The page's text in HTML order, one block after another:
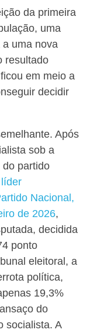
da primeira
uma
uma nova
resultado
em meio a
decidir
Após
sob a
do partido
Nacional,
de 2026,
decidida
ponto
eleitoral, a
política,
19,3%
do
socialista. A